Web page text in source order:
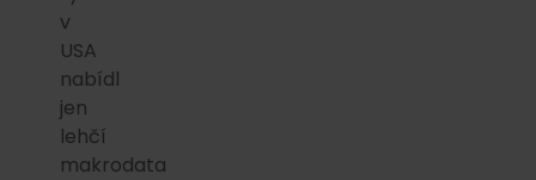
v
USA
nabídl
jen
lehčí
makrodata